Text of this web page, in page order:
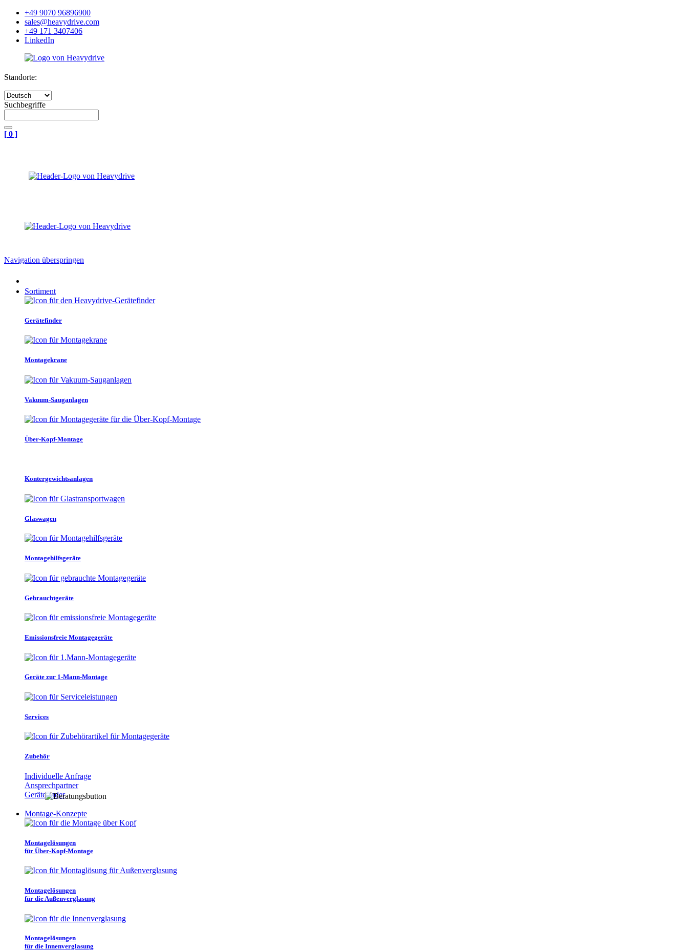
+49 9070 96896900
sales@heavydrive.com
+49 171 3407406
LinkedIn
Standorte:
Suchbegriffe
[ 0 ]
Navigation überspringen
Sortiment
Gerätefinder
Montagekrane
Vakuum-Sauganlagen
Über-Kopf-Montage
Kontergewichtsanlagen
Glaswagen
Montagehilfsgeräte
Gebrauchtgeräte
Emissionsfreie Montagegeräte
Geräte zur 1-Mann-Montage
Services
Zubehör
Individuelle Anfrage
Ansprechpartner
Gerätefinder
Montage-Konzepte
Montagelösungen
für Über-Kopf-Montage
Montagelösungen
für die Außenverglasung
Montagelösungen
für die Innenverglasung